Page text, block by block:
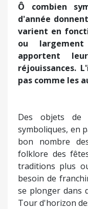
Ô combien
d'année
varient en
ou
apportent
réjouissances.
pas comme les
Des objets de
symboliques, en
bon nombre
folklore des
traditions plus
besoin de
se plonger dans
Tour d'horizon